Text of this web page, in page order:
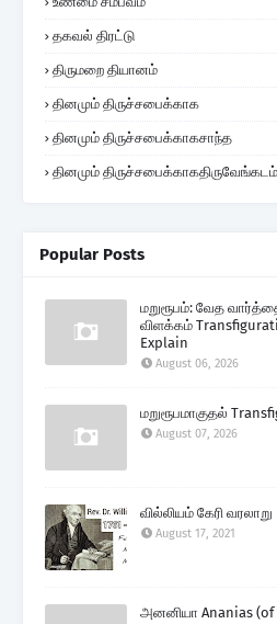
தகவல் திரட்டு
திருமறை தியானம்
தினமும் திருச்சபைக்காக
தினமும் திருச்சபைக்காகசாந்த
தினமும்
Popular Posts
மறுரூபம்: வேத
விளக்கம்
Explain
August 06, 2026
மறுரூபமாகுதல்
August 07, 2026
வில்லியம் கேரி
August 17, 2021
அனனியா Ananias (of